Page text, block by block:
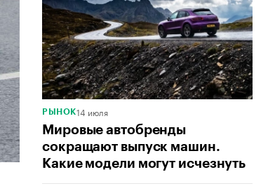
РЫНОК14 июля
Мировые автобренды
сокращают выпуск машин.
Какие модели могут исчезнуть